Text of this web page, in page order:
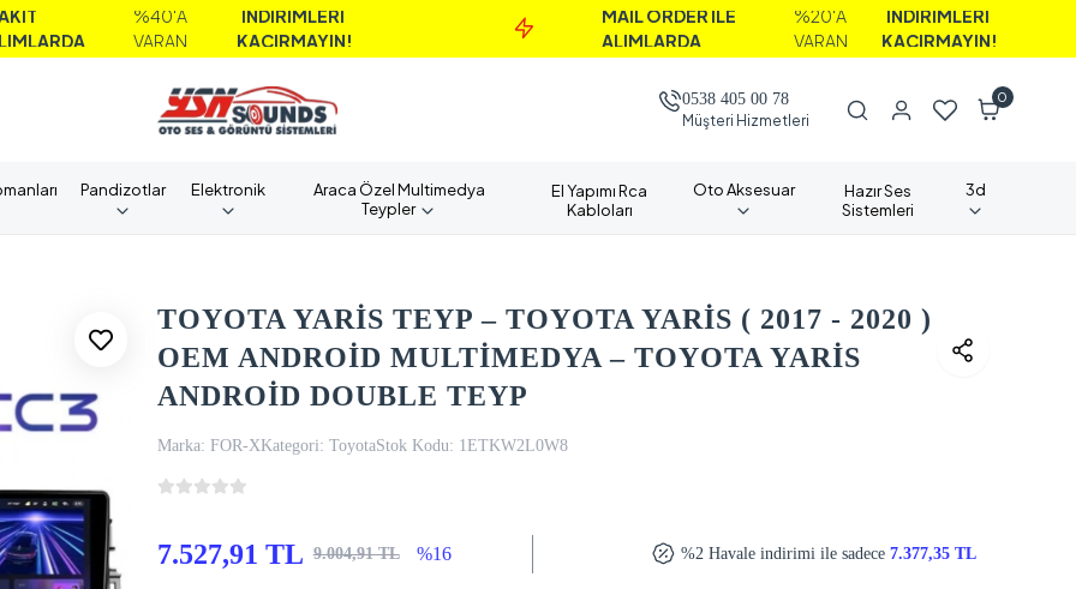
VARAN
İNDİRİMLERİ
KAÇIRMAYIN!
MAİL ORDER İLE
ALIMLARDA
%20'A
İNDİRİMLERİ
KAÇIRMAYIN!
0538 405 00 78
Müşteri Hizmetleri
0
Pandizotlar Elektronik
Araca Özel Multimedya
Teypler
El Yapımı Rca
Kabloları
Oto Aksesuar
Hazır Ses
Sistemleri
3d
TOYOTA YARİS TEYP – TOYOTA YARİS ( 2017 - 2020 )
OEM ANDROİD MULTİMEDYA – TOYOTA YARİS
ANDROİD DOUBLE TEYP
Marka: FOR-XKategori: ToyotaStok Kodu: 1ETKW2L0W8
7.527,91 TL 9.004,91 TL %16 %2 Havale indirimi ile sadece 7.377,35 TL